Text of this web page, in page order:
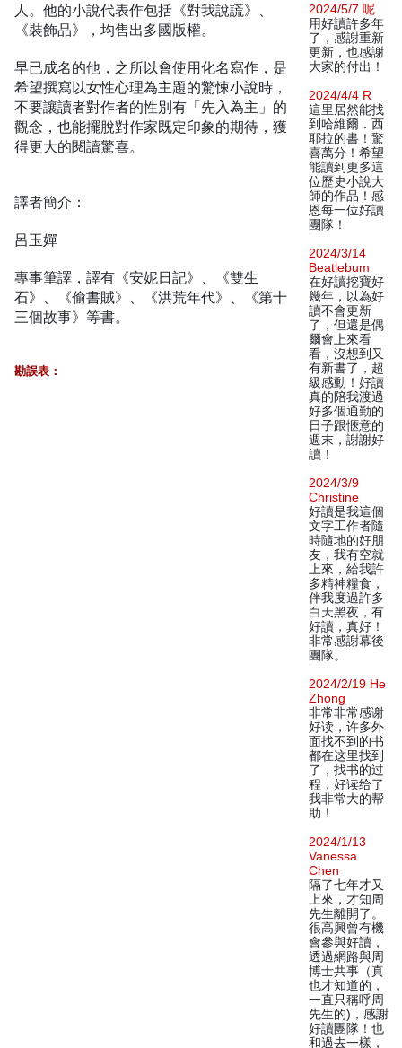
人。他的小說代表作包括《對我說謊》、
《裝飾品》，均售出多國版權。
早已成名的他，之所以會使用化名寫作，是
希望撰寫以女性心理為主題的驚悚小說時，
不要讓讀者對作者的性別有「先入為主」的
觀念，也能擺脫對作家既定印象的期待，獲
得更大的閱讀驚喜。
譯者簡介：
呂玉嬋
專事筆譯，譯有《安妮日記》、《雙生
石》、《偷書賊》、《洪荒年代》、《第十
三個故事》等書。
勘誤表：
2024/5/7 呢
用好讀許多年
了，感謝重新
更新，也感謝
大家的付出！
2024/4/4 R
這里居然能找
到哈維爾．西
耶拉的書！驚
喜萬分！希望
能讀到更多這
位歷史小說大
師的作品！感
恩每一位好讀
團隊！
2024/3/14
Beatlebum
在好讀挖寶好
幾年，以為好
讀不會更新
了，但還是偶
爾會上來看
看，沒想到又
有新書了，超
級感動！好讀
真的陪我渡過
好多個通勤的
日子跟愜意的
週末，謝謝好
讀！
2024/3/9
Christine
好讀是我這個
文字工作者隨
時隨地的好朋
友，我有空就
上來，給我許
多精神糧食，
伴我度過許多
白天黑夜，有
好讀，真好！
非常感謝幕後
團隊。
2024/2/19 He
Zhong
非常非常感谢
好读，许多外
面找不到的书
都在这里找到
了，找书的过
程，好读给了
我非常大的帮
助！
2024/1/13
Vanessa
Chen
隔了七年才又
上來，才知周
先生離開了。
很高興曾有機
會參與好讀，
透過網路與周
博士共事（真
也才知道的，
一直只稱呼周
先生的)，感謝
好讀團隊！也
和過去一樣，